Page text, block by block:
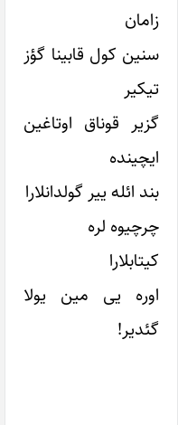
زامان
سنین کول قابینا گؤز
تیکیر
گزیر قوناق اوتاغین
ایچینده
بند ائله ییر گولدانلارا
چرچیوه لره
کیتابلارا
اوره یی مین یولا
گئدیر!